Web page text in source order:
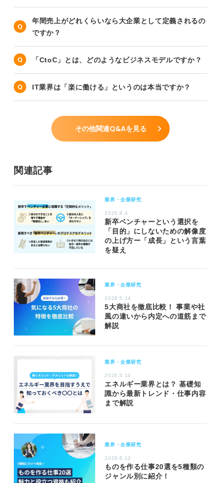
年間売上がどれくらいなら大企業として定義されるの
ですか？
「CtoC」とは、どのようなビジネスモデルですか？
IT業界は「楽に働ける」というのは本当ですか？
その他関連Q&Aを見る
関連記事
業界・企業研究
2026.8.4
新卒ベンチャーという選択を
「目的」にしないための解像度
の上げ方ー「成長」という言葉
を疑え
業界・企業研究
2026.5.14
5大商社を徹底比較！ 事業や社
風の違いから内定への道筋まで
解説
業界・企業研究
2026.5.14
エネルギー業界とは？ 基礎知
識から最新トレンド・仕事内容
まで解説
業界・企業研究
2026.6.12
ものを作る仕事20選を5種類の
ジャンル別に紹介！